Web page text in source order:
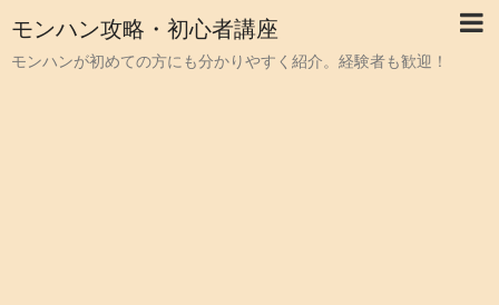
モンハン攻略・初心者講座
モンハンが初めての方にも分かりやすく紹介。経験者も歓迎！